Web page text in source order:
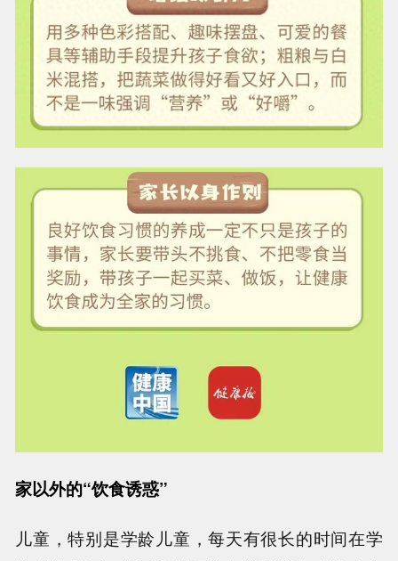
家以外的“饮食诱惑”
儿童，特别是学龄儿童，每天有很长的时间在学